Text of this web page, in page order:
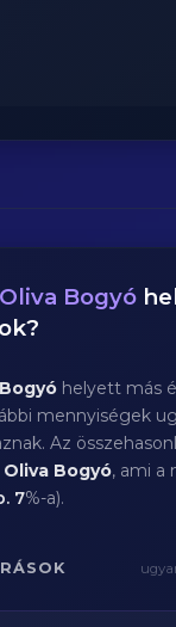
Oliva Bogyó
helyett más
mennyiségek
Az
Oliva Bogyó, ami a
7%-a).